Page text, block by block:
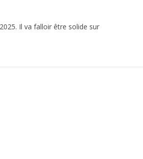
Il va falloir être solide sur